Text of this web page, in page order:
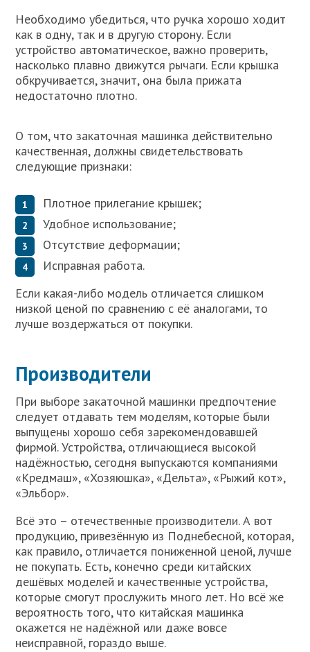
Необходимо убедиться, что ручка хорошо ходит
как в одну, так и в другую сторону. Если
устройство автоматическое, важно проверить,
насколько плавно движутся рычаги. Если крышка
обкручивается, значит, она была прижата
недостаточно плотно.
О том, что закаточная машинка действительно
качественная, должны свидетельствовать
следующие признаки:
Плотное прилегание крышек;
Удобное использование;
Отсутствие деформации;
Исправная работа.
Если какая-либо модель отличается слишком
низкой ценой по сравнению с её аналогами, то
лучше воздержаться от покупки.
Производители
При выборе закаточной машинки предпочтение
следует отдавать тем моделям, которые были
выпущены хорошо себя зарекомендовавшей
фирмой. Устройства, отличающиеся высокой
надёжностью, сегодня выпускаются компаниями
«Кредмаш», «Хозяюшка», «Дельта», «Рыжий кот»,
«Эльбор».
Всё это – отечественные производители. А вот
продукцию, привезённую из Поднебесной, которая,
как правило, отличается пониженной ценой, лучше
не покупать. Есть, конечно среди китайских
дешёвых моделей и качественные устройства,
которые смогут прослужить много лет. Но всё же
вероятность того, что китайская машинка
окажется не надёжной или даже вовсе
неисправной, гораздо выше.